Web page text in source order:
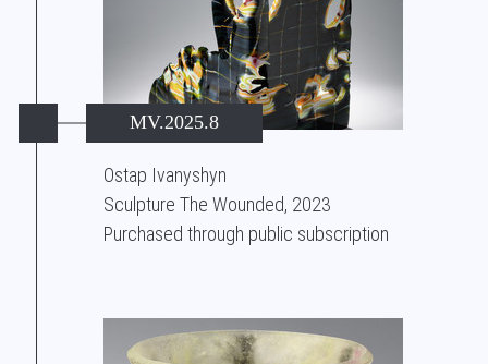
MV.2025.8
Ostap Ivanyshyn
Sculpture The Wounded, 2023
Purchased through public subscription